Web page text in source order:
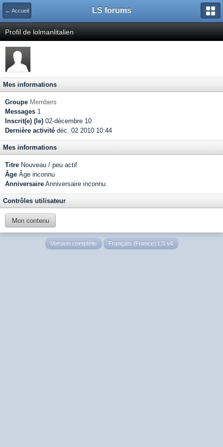
← Accueil LS forums
Profil de lolmanlitalien
Mes informations
Groupe Members
Messages 1
Inscrit(e) (le) 02-décembre 10
Dernière activité déc. 02 2010 10:44
Mes informations
Titre Nouveau / peu actif
Âge Âge inconnu
Anniversaire Anniversaire inconnu
Contrôles utilisateur
Mon contenu
Version complète Français (France) LS v4